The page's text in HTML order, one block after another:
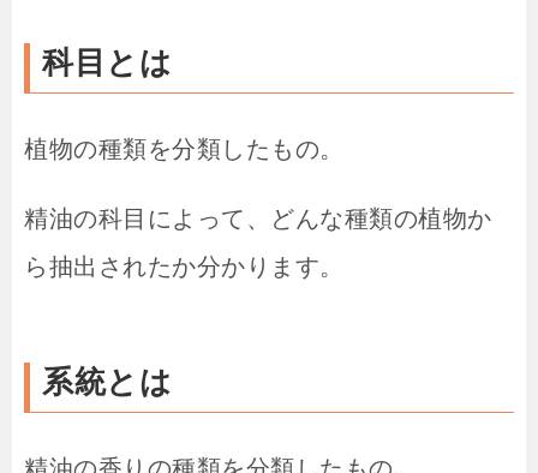
科目とは
植物の種類を分類したもの。
精油の科目によって、どんな種類の植物か
ら抽出されたか分かります。
系統とは